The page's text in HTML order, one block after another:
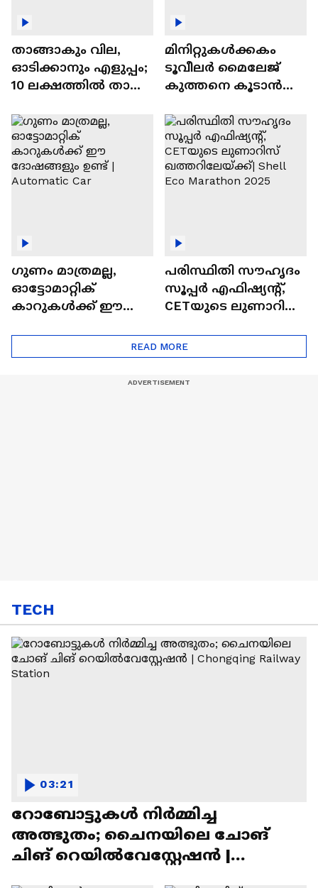
താങ്ങാകും വില,
ഓടിക്കാനും എളുപ്പം;
10 ലക്ഷത്തിൽ താഴെ
ഓട്ടോമാറ്റിക്ക്
എസ്‍യുവികൾ
മിനിറ്റുകൾക്കകം
ടൂവീലർ മൈലേജ്
കുത്തനെ കൂടാൻ
ഗുണം മാത്രമല്ല,
ഓട്ടോമാറ്റിക്
കാറുകൾക്ക് ഈ
പരിസ്ഥിതി സൗഹൃദം
സൂപ്പർ എഫിഷ്യന്റ്,
CETയുടെ ലുണാറിസ്
Eco Marathon 2025
READ MORE
TECH
റോബോട്ടുകൾ നിർമ്മിച്ച
അത്ഭുതം; ചൈനയിലെ ചോങ്
ചിങ് റെയിൽവേസ്റ്റേഷൻ |
03:21